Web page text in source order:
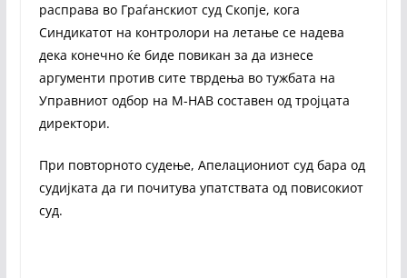
расправа во Граѓанскиот суд Скопје, кога
Синдикатот на контролори на летање се надева
дека конечно ќе биде повикан за да изнесе
аргументи против сите тврдења во тужбата на
Управниот одбор на М-НАВ составен од тројцата
директори.
При повторното судење, Апелациониот суд бара од
судијката да ги почитува упатствата од повисокиот
суд.